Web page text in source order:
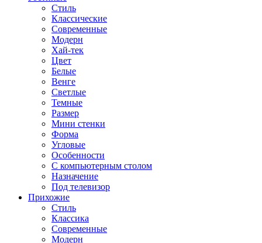
Стиль
Классические
Современные
Модерн
Хай-тек
Цвет
Белые
Венге
Светлые
Темные
Размер
Мини стенки
Форма
Угловые
Особенности
С компьютерным столом
Назначение
Под телевизор
Прихожие
Стиль
Классика
Современные
Модерн